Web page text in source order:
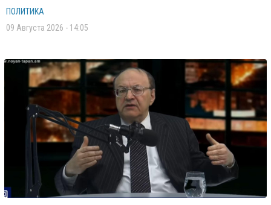
ПОЛИТИКА
09 Августа 2026 - 14:05